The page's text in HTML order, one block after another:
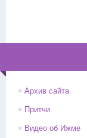
Архив сайта
Притчи
Видео об Ижме